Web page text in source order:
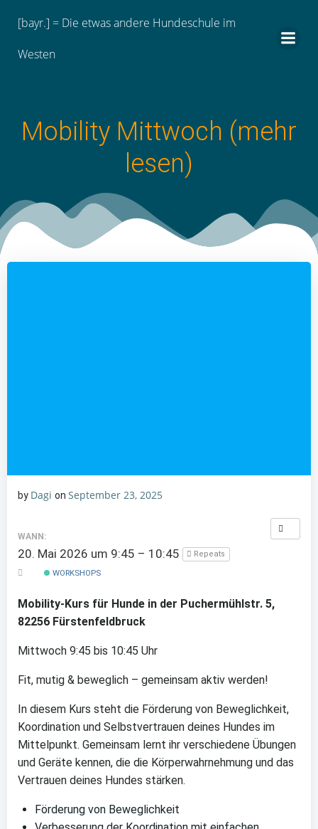
Inhalt
[bayr.] = Die etwas andere Hundeschule im
Westen
Mobility Mittwoch (mehr
lesen)
by Dagi on September 23, 2025
WANN:
20. Mai 2026 um 9:45 – 10:45 Repeats
WORKSHOPS
Mobility-Kurs für Hunde in der Puchermühlstr. 5,
82256 Fürstenfeldbruck
Mittwoch 9:45 bis 10:45 Uhr
Fit, mutig & beweglich – gemeinsam aktiv werden!
In diesem Kurs steht die Förderung von Beweglichkeit,
Koordination und Selbstvertrauen deines Hundes im
Mittelpunkt. Gemeinsam lernt ihr verschiedene Übungen
und Geräte kennen, die die Körperwahrnehmung und das
Vertrauen deines Hundes stärken.
Förderung von Beweglichkeit